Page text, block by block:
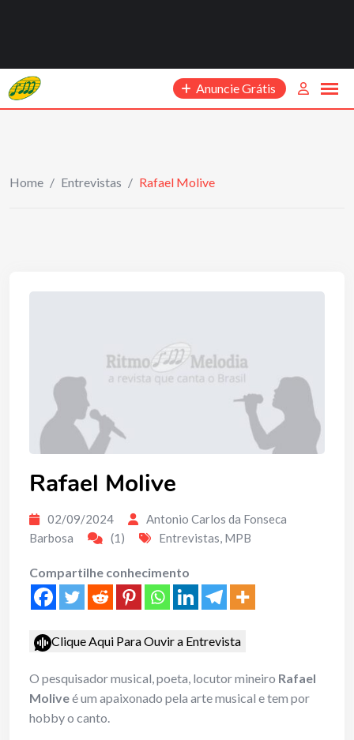
Anuncie Grátis
Home / Entrevistas / Rafael Molive
Rafael Molive
02/09/2024
Antonio Carlos da Fonseca
Barbosa
(1) Entrevistas, MPB
Compartilhe conhecimento
Clique Aqui Para Ouvir a Entrevista
O pesquisador musical, poeta, locutor mineiro Rafael
Moliveé um apaixonado pela arte musical e tem por
hobby o canto.